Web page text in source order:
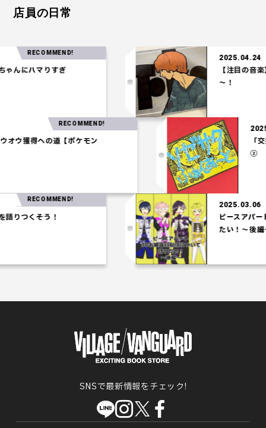
店員の日常
ハマりすぎ
RECOMMEND!
2025.04.24
【注目の音楽】「
～！
】ホウオウ獲得への道【ポケモン
RECOMMEND!
くそう！
RECOMMEND!
2025.03.06
ピースアパート3D
たい！～後編～
SNSで最新情報をチェック!